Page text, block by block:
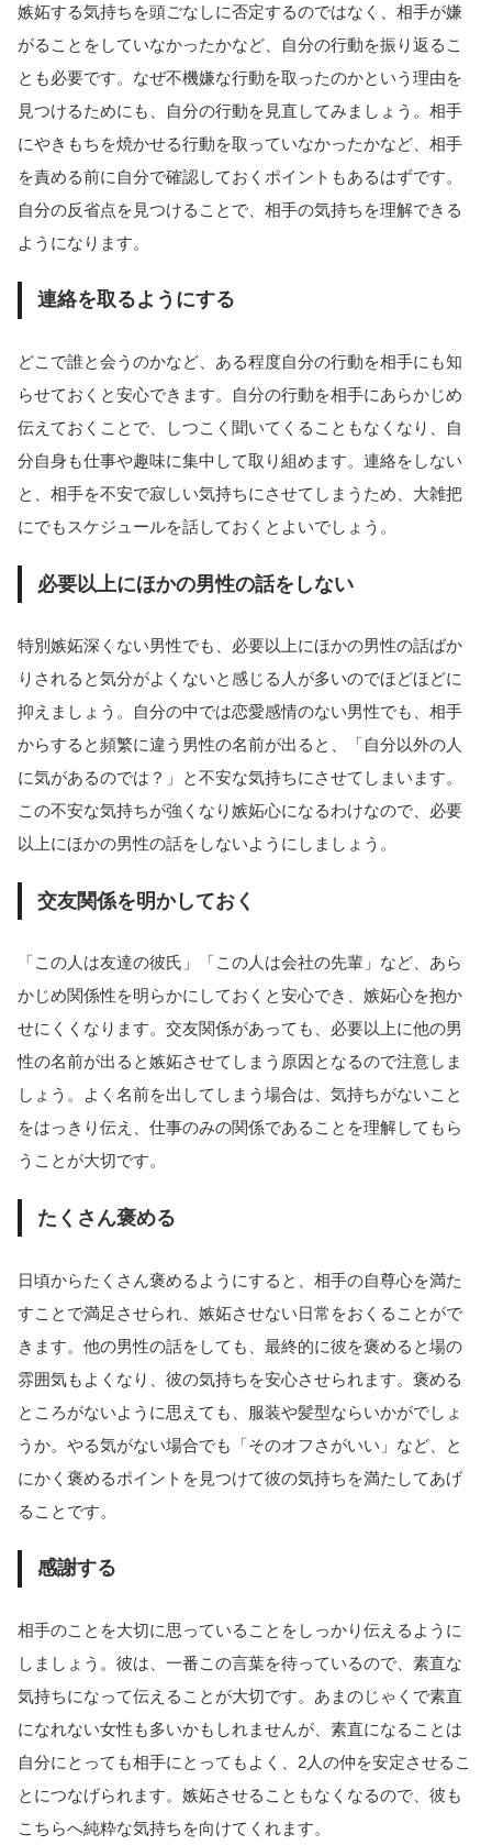
嫉妬する気持ちを頭ごなしに否定するのではなく、相手が嫌
がることをしていなかったかなど、自分の行動を振り返るこ
とも必要です。なぜ不機嫌な行動を取ったのかという理由を
見つけるためにも、自分の行動を見直してみましょう。相手
にやきもちを焼かせる行動を取っていなかったかなど、相手
を責める前に自分で確認しておくポイントもあるはずです。
自分の反省点を見つけることで、相手の気持ちを理解できる
ようになります。
連絡を取るようにする
どこで誰と会うのかなど、ある程度自分の行動を相手にも知
らせておくと安心できます。自分の行動を相手にあらかじめ
伝えておくことで、しつこく聞いてくることもなくなり、自
分自身も仕事や趣味に集中して取り組めます。連絡をしない
と、相手を不安で寂しい気持ちにさせてしまうため、大雑把
にでもスケジュールを話しておくとよいでしょう。
必要以上にほかの男性の話をしない
特別嫉妬深くない男性でも、必要以上にほかの男性の話ばか
りされると気分がよくないと感じる人が多いのでほどほどに
抑えましょう。自分の中では恋愛感情のない男性でも、相手
からすると頻繁に違う男性の名前が出ると、「自分以外の人
に気があるのでは？」と不安な気持ちにさせてしまいます。
この不安な気持ちが強くなり嫉妬心になるわけなので、必要
以上にほかの男性の話をしないようにしましょう。
交友関係を明かしておく
「この人は友達の彼氏」「この人は会社の先輩」など、あら
かじめ関係性を明らかにしておくと安心でき、嫉妬心を抱か
せにくくなります。交友関係があっても、必要以上に他の男
性の名前が出ると嫉妬させてしまう原因となるので注意しま
しょう。よく名前を出してしまう場合は、気持ちがないこと
をはっきり伝え、仕事のみの関係であることを理解してもら
うことが大切です。
たくさん褒める
日頃からたくさん褒めるようにすると、相手の自尊心を満た
すことで満足させられ、嫉妬させない日常をおくることがで
きます。他の男性の話をしても、最終的に彼を褒めると場の
雰囲気もよくなり、彼の気持ちを安心させられます。褒める
ところがないように思えても、服装や髪型ならいかがでしょ
うか。やる気がない場合でも「そのオフさがいい」など、と
にかく褒めるポイントを見つけて彼の気持ちを満たしてあげ
ることです。
感謝する
相手のことを大切に思っていることをしっかり伝えるように
しましょう。彼は、一番この言葉を待っているので、素直な
気持ちになって伝えることが大切です。あまのじゃくで素直
になれない女性も多いかもしれませんが、素直になることは
自分にとっても相手にとってもよく、2人の仲を安定させるこ
とにつなげられます。嫉妬させることもなくなるので、彼も
こちらへ純粋な気持ちを向けてくれます。